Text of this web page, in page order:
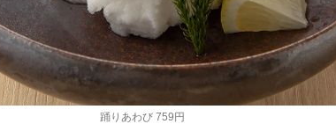
踊りあわび 759円